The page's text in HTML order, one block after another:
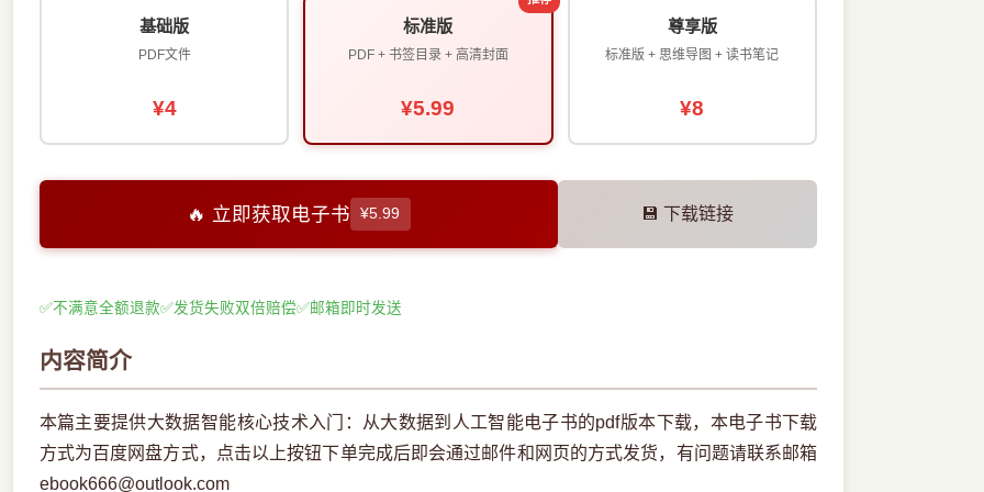
基础版
PDF文件
¥4
标准版
PDF + 书签目录 + 高清封面
¥5.99
尊享版
标准版 + 思维导图 + 读书笔记
¥8
🔥 立即获取电子书 ¥5.99 💾 下载链接
✅不满意全额退款✅发货失败双倍赔偿✅邮箱即时发送
内容简介
本篇主要提供大数据智能核心技术入门：从大数据到人工智能电子书的pdf版本下载，本电子书下载
方式为百度网盘方式，点击以上按钮下单完成后即会通过邮件和网页的方式发货，有问题请联系邮箱
ebook666@outlook.com